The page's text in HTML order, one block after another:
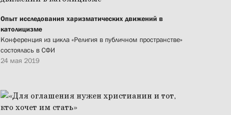
Опыт исследования харизматических движений в
католицизме
Конференция из цикла «Религия в публичном пространстве»
состоялась в СФИ
24 мая 2019